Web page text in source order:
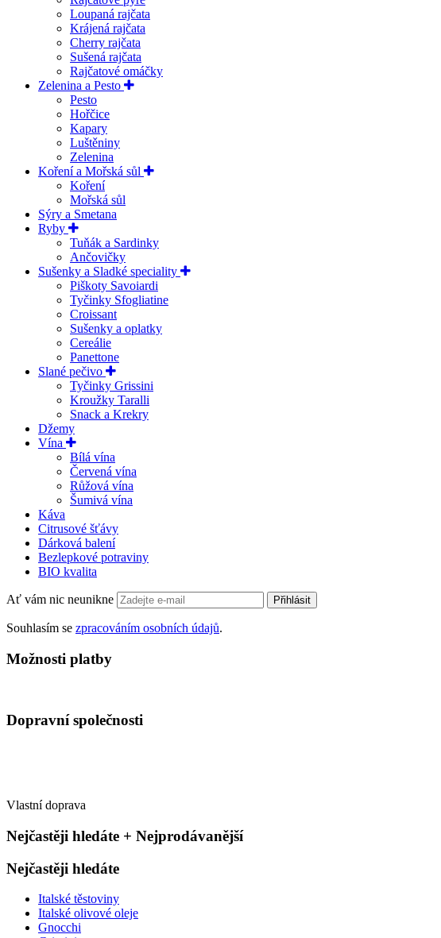
Loupaná rajčata
Krájená rajčata
Cherry rajčata
Sušená rajčata
Rajčatové omáčky
Zelenina a Pesto
Pesto
Hořčice
Kapary
Luštěniny
Zelenina
Koření a Mořská sůl
Koření
Mořská sůl
Sýry a Smetana
Ryby
Tuňák a Sardinky
Ančovičky
Sušenky a Sladké speciality
Piškoty Savoiardi
Tyčinky Sfogliatine
Croissant
Sušenky a oplatky
Cereálie
Panettone
Slané pečivo
Tyčinky Grissini
Kroužky Taralli
Snack a Krekry
Džemy
Vína
Bílá vína
Červená vína
Růžová vína
Šumivá vína
Káva
Citrusové šťávy
Dárková balení
Bezlepkové potraviny
BIO kvalita
Ať vám nic neunikne Přihlásit
Souhlasím se zpracováním osobních údajů.
Možnosti platby
Dopravní společnosti
Vlastní doprava
Nejčastěji hledáte + Nejprodávanější
Nejčastěji hledáte
Italské těstoviny
Italské olivové oleje
Gnocchi